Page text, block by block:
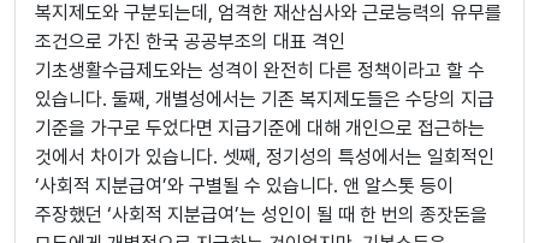
복지제도와 구분되는데, 엄격한 재산심사와 근로능력의 유무를
조건으로 가진 한국 공공부조의 대표 격인
기초생활수급제도와는 성격이 완전히 다른 정책이라고 할 수
있습니다. 둘째, 개별성에서는 기존 복지제도들은 수당의 지급
기준을 가구로 두었다면 지급기준에 대해 개인으로 접근하는
것에서 차이가 있습니다. 셋째, 정기성의 특성에서는 일회적인
‘사회적 지분급여’와 구별될 수 있습니다. 앤 알스톳 등이
주장했던 ‘사회적 지분급여’는 성인이 될 때 한 번의 종잣돈을